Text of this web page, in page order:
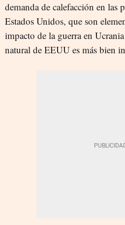
demanda de calefacción en las
Estados Unidos, que son
impacto de la guerra en
natural de EEUU es más bien